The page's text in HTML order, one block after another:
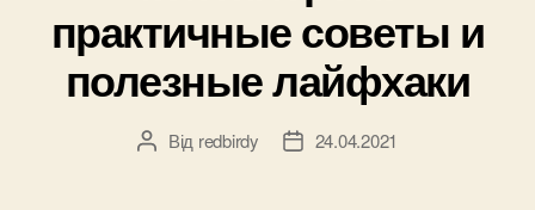
практичные советы и
полезные лайфхаки
Автор
Від redbirdy
Дата24.04.2021